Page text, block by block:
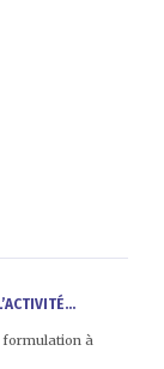
formulation à